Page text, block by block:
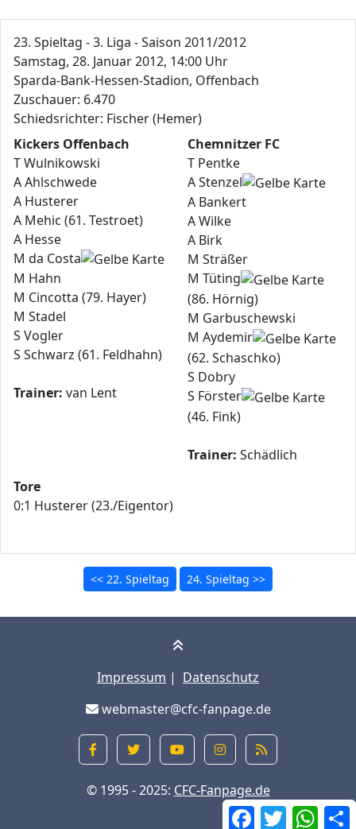
Facebook
Twitter
23. Spieltag - 3. Liga - Saison 2011/2012
Samstag, 28. Januar 2012, 14:00 Uhr
Sparda-Bank-Hessen-Stadion, Offenbach
Zuschauer: 6.470
Schiedsrichter: Fischer (Hemer)
Kickers Offenbach
T Wulnikowski
A Ahlschwede
A Husterer
A Mehic (61. Testroet)
A Hesse
M da Costa
M Hahn
M Cincotta (79. Hayer)
M Stadel
S Vogler
S Schwarz (61. Feldhahn)
Trainer: van Lent
Chemnitzer FC
T Pentke
A Stenzel
A Bankert
A Wilke
A Birk
M Sträßer
M Tüting
(86. Hörnig)
M Garbuschewski
M Aydemir
(62. Schaschko)
S Dobry
S Förster
(46. Fink)
Trainer: Schädlich
Tore
0:1 Husterer (23./Eigentor)
<< 22. Spieltag 24. Spieltag >>
Impressum | Datenschutz
webmaster@cfc-fanpage.de
© 1995 - 2025: CFC-Fanpage.de